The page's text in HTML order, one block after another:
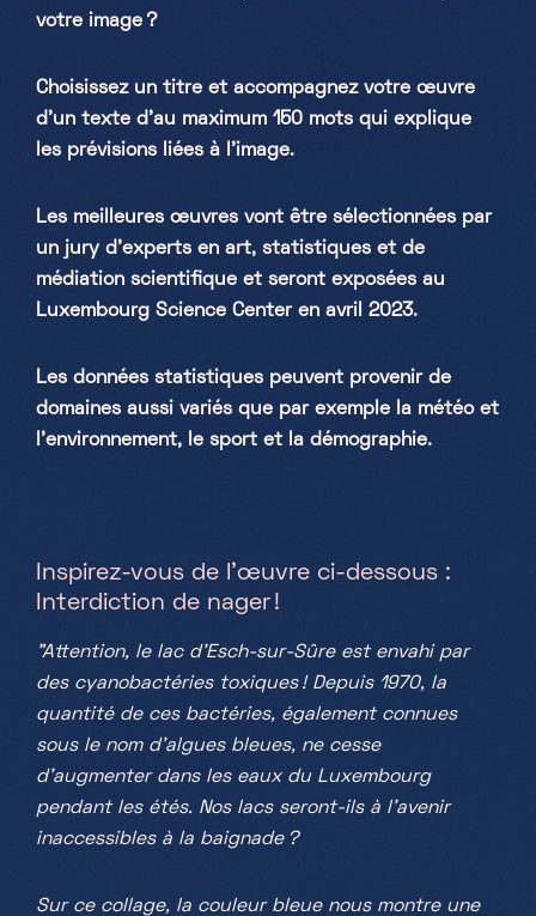
votre image ?
Choisissez un titre et accompagnez votre œuvre
d’un texte d’au maximum 150 mots qui explique
les prévisions liées à l’image.
Les meilleures œuvres vont être sélectionnées par
un jury d’experts en art, statistiques et de
médiation scientifique et seront exposées au
Luxembourg Science Center en avril 2023.
Les données statistiques peuvent provenir de
domaines aussi variés que par exemple la météo et
l’environnement, le sport et la démographie.
Inspirez-vous de l’œuvre ci-dessous :
Interdiction de nager !
"Attention, le lac d’Esch-sur-Sûre est envahi par
des cyanobactéries toxiques ! Depuis 1970, la
quantité de ces bactéries, également connues
sous le nom d'algues bleues, ne cesse
d'augmenter dans les eaux du Luxembourg
pendant les étés. Nos lacs seront-ils à l'avenir
inaccessibles à la baignade ?
Sur ce collage, la couleur bleue nous montre une